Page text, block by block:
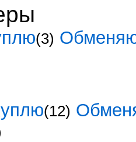
(3)
(12)